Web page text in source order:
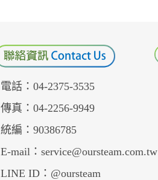
電話：04-2375-3535
傳真：04-2256-9949
統編：90386785
E-mail：service@oursteam.com.tw
LINE ID：@oursteam